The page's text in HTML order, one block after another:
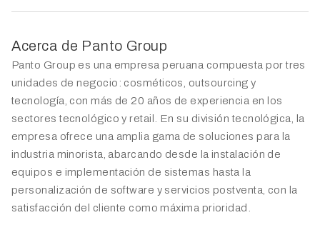
Acerca de Panto Group
Panto Group es una empresa peruana compuesta por tres
unidades de negocio: cosméticos, outsourcing y
tecnología, con más de 20 años de experiencia en los
sectores tecnológico y retail. En su división tecnológica, la
empresa ofrece una amplia gama de soluciones para la
industria minorista, abarcando desde la instalación de
equipos e implementación de sistemas hasta la
personalización de software y servicios postventa, con la
satisfacción del cliente como máxima prioridad.